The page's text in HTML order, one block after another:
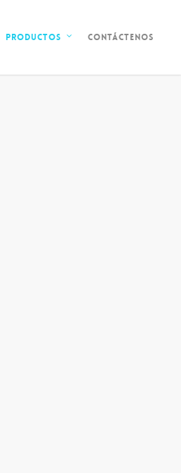
Productos Contáctenos